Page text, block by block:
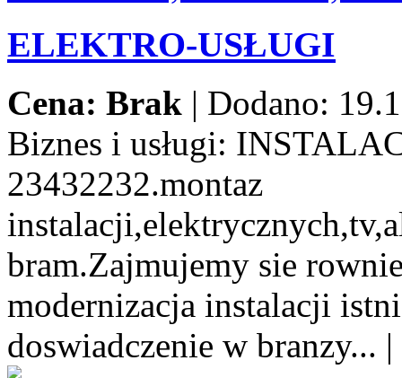
ELEKTRO-USŁUGI
Cena: Brak | Dodano:
Biznes i usługi:
23432232.montaz
bram.Zajmujemy sie
modernizacja instalacji
doswiadczenie w branzy... |